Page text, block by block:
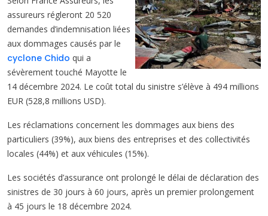
assureurs régleront 20 520
demandes d’indemnisation liées
aux dommages causés par le
cyclone Chido qui a
sévèrement touché Mayotte le
14 décembre 2024. Le coût total du sinistre s’élève à 494 millions
EUR (528,8 millions USD).
Les réclamations concernent les dommages aux biens des
particuliers (39%), aux biens des entreprises et des collectivités
locales (44%) et aux véhicules (15%).
Les sociétés d’assurance ont prolongé le délai de déclaration des
sinistres de 30 jours à 60 jours, après un premier prolongement
à 45 jours le 18 décembre 2024.